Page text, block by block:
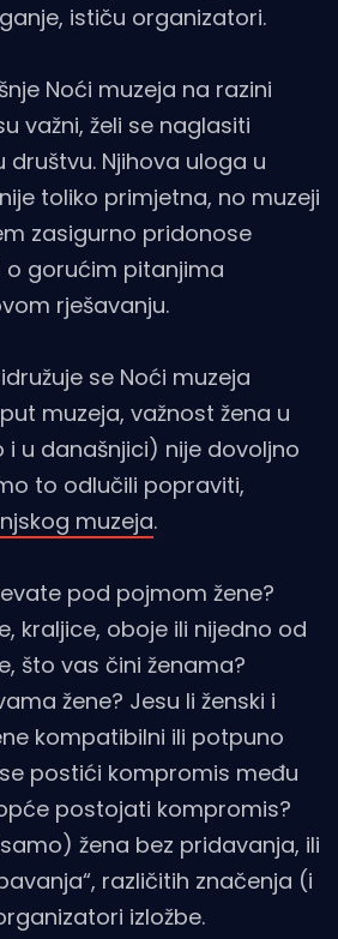
ističu organizatori.
Noći muzeja na razini
važni, želi se naglasiti
društvu. Njihova uloga u
toliko primjetna, no muzeji
zasigurno pridonose
o gorućim pitanjima
rješavanju.
se Noći muzeja
muzeja, važnost žena u
u današnjici) nije dovoljno
to odlučili popraviti,
muzeja.
pod pojmom žene?
kraljice, oboje ili nijedno od
što vas čini ženama?
žene? Jesu li ženski i
kompatibilni ili potpuno
postići kompromis među
postojati kompromis?
žena bez pridavanja, ili
različitih značenja (i
izložbe.